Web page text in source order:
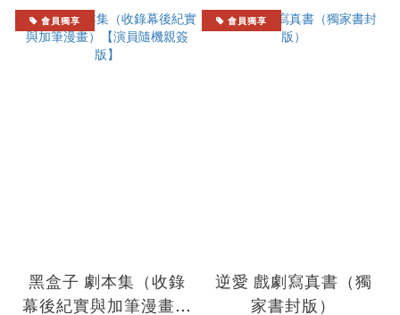
會員獨享
黑盒子 劇本集（收錄
幕後紀實與加筆漫畫）
會員獨享
逆愛 戲劇寫真書（獨
家書封版）